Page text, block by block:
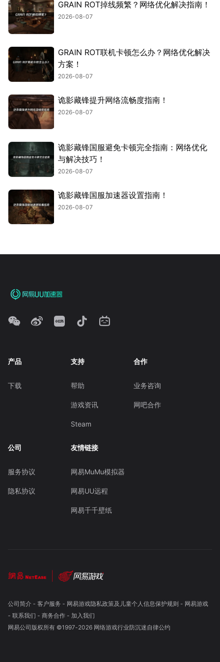
GRAIN ROT掉线频繁？网络优化解决指南！
2026-08-07
GRAIN ROT联机卡顿怎么办？网络优化解决
方案！
2026-08-07
诡影藏锋提升网络流畅度指南！
2026-08-07
诡影藏锋国服避免卡顿完全指南：网络优化
与解决技巧！
2026-08-07
诡影藏锋国服加速器设置指南！
2026-08-07
产品
下载
支持
帮助
游戏资讯
Steam
合作
业务咨询
网吧合作
公司
服务协议
隐私协议
友情链接
网易MuMu模拟器
网易UU远程
网易千千壁纸
公司简介- 客户服务 - 网易游戏隐私政策及儿童个人信息保护规则 - 网易游戏
- 联系我们 - 商务合作- 加入我们
网易公司版权所有 ©1997-2026 网络游戏行业防沉迷自律公约